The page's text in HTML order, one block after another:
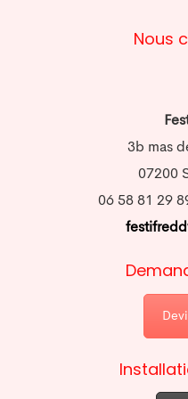
Nous
3b mas
07200
06 58 81 29